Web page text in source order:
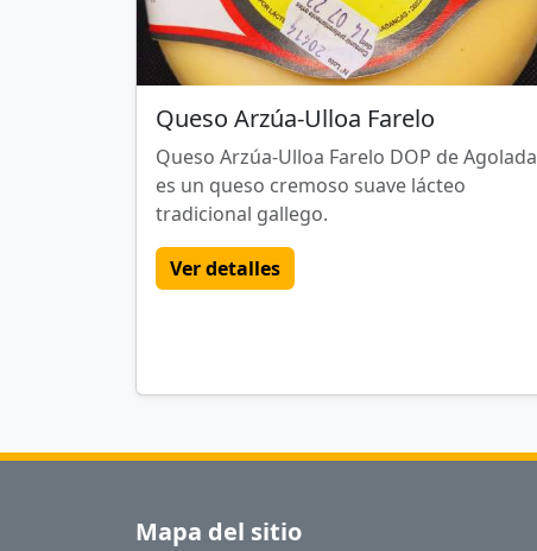
Queso Arzúa-Ulloa Farelo
Queso Arzúa-Ulloa Farelo DOP de Agolada
es un queso cremoso suave lácteo
tradicional gallego.
Ver detalles
Mapa del sitio